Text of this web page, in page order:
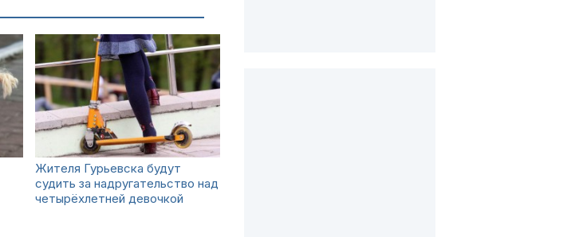
Жителя Гурьевска будут
судить за надругательство над
четырёхлетней девочкой